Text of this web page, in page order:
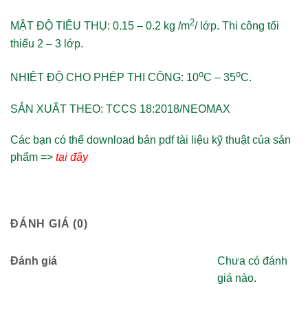
MẬT ĐỘ TIÊU THỤ: 0.15 – 0.2 kg /m2/ lớp. Thi công tối
thiểu 2 – 3 lớp.
NHIỆT ĐỘ CHO PHÉP THI CÔNG: 10oC – 35oC.
SẢN XUẤT THEO: TCCS 18:2018/NEOMAX
Các bạn có thể download bản pdf tài liệu kỹ thuật của sản
phẩm => tại đây
ĐÁNH GIÁ (0)
Đánh giá
Chưa có đánh
giá nào.